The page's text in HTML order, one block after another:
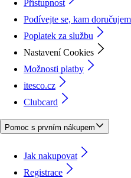
Přístupnost
Podívejte se, kam
Poplatek za službu
Nastavení Cookies
Možnosti platby
itesco.cz
Clubcard
Pomoc s prvním nákupem
Jak nakupovat
Registrace